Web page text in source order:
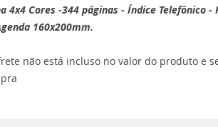
4x4 Cores -344 páginas - Índice Telefônico
160x200mm.
não está incluso no valor do produto e